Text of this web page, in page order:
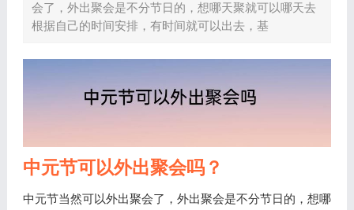
会了，外出聚会是不分节日的，想哪天聚就可以哪天去
根据自己的时间安排，有时间就可以出去，基
中元节可以外出聚会吗？
中元节当然可以外出聚会了，外出聚会是不分节日的，想哪